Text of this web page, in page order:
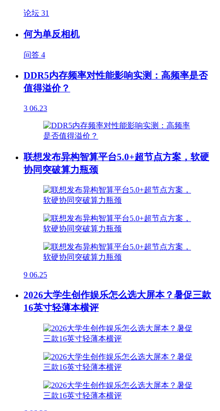
论坛 31
何为单反相机
问答 4
DDR5内存频率对性能影响实测：高频率是否
值得溢价？
3 06.23
联想发布异构智算平台5.0+超节点方案，软硬
协同突破算力瓶颈
9 06.25
2026大学生创作娱乐怎么选大屏本？暑促三款
16英寸轻薄本横评